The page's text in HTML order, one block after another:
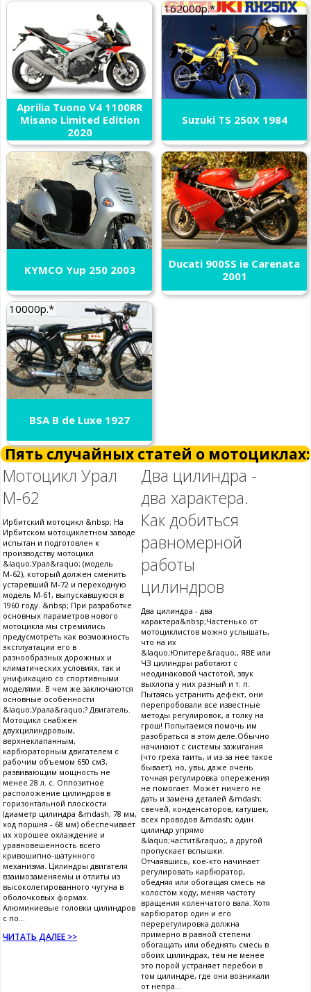
Aprilia Tuono V4 1100RR
Misano Limited Edition
2020
162000р.*
Suzuki TS 250X 1984
KYMCO Yup 250 2003
Ducati 900SS ie Carenata
2001
10000р.*
BSA B de Luxe 1927
Пять случайных статей о мотоциклах:
Мотоцикл Урал
М-62
Ирбитский мотоцикл &nbsp; На
Ирбитском мотоциклетном заводе
испытан и подготовлен к
производству мотоцикл
&laquo;Урал&raquo; (модель
М-62), который должен сменить
устаревший М-72 и переходную
модель М-61, выпускавшуюся в
1960 году. &nbsp; При разработке
основных параметров нового
мотоцикла мы стремились
предусмотреть как возможность
эксплуатации его в
разнообразных дорожных и
климатических условиях, так и
унификацию со спортивными
моделями. В чем же заключаются
основные особенности
&laquo;Урала&raquo;? Двигатель.
Мотоцикл снабжен
двухцилиндровым,
верхнеклапанным,
карбюраторным двигателем с
рабочим объемом 650 см3,
развивающим мощность не
менее 28 л. с. Оппозитное
расположение цилиндров в
горизонтальной плоскости
(диаметр цилиндра &mdash; 78 мм,
ход поршня - 68 мм) обеспечивает
их хорошее охлаждение и
уравновешенность всего
кривошипно-шатунного
механизма. Цилиндры двигателя
взаимозаменяемы и отлиты из
высоколегированного чугуна в
оболочковых формах.
Алюминиевые головки цилиндров
с по...
ЧИТАТЬ ДАЛЕЕ >>
Два цилиндра -
два характера.
Как добиться
равномерной
работы
цилиндров
Два цилиндра - два
характера&nbsp;Частенько от
мотоциклистов можно услышать,
что на их
&laquo;Юпитере&raquo;, ЯВЕ или
ЧЗ цилиндры работают с
неодинаковой частотой, звук
выхлопа у них разный и т. п.
Пытаясь устранить дефект, они
перепробовали все известные
методы регулировок, а толку на
грош! Попытаемся помочь им
разобраться в этом деле.Обычно
начинают с системы зажигания
(что греха таить, и из-за нее такое
бывает), но, увы, даже очень
точная регулировка опережения
не помогает. Может ничего не
дать и замена деталей &mdash;
свечей, конденсаторов, катушек,
всех проводов &mdash; один
цилиндр упрямо
&laquo;частит&raquo;, а другой
пропускает вспышки.
Отчаявшись, кое-кто начинает
регулировать карбюратор,
обедняя или обогащая смесь на
холостом ходу, меняя частоту
вращения коленчатого вала. Хотя
карбюратор один и его
перерегулировка должна
примерно в равной степени
обогащать или обеднять смесь в
обоих цилиндрах, тем не менее
это порой устраняет перебои в
том цилиндре, где они возникали
от непра...